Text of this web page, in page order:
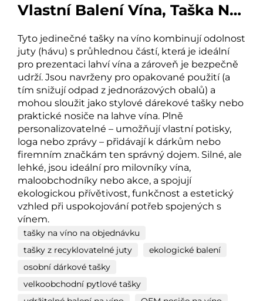
Vlastní Balení Vína, Taška Na
Rozlévání Vína
Tyto jedinečné tašky na víno kombinují odolnost
juty (hávu) s průhlednou částí, která je ideální
pro prezentaci lahví vína a zároveň je bezpečně
udrží. Jsou navrženy pro opakované použití (a
tím snižují odpad z jednorázových obalů) a
mohou sloužit jako stylové dárekové tašky nebo
praktické nosiče na lahve vína. Plně
personalizovatelné – umožňují vlastní potisky,
loga nebo zprávy – přidávají k dárkům nebo
firemním značkám ten správný dojem. Silné, ale
lehké, jsou ideální pro milovníky vína,
maloobchodníky nebo akce, a spojují
ekologickou přívětivost, funkčnost a estetický
vzhled při uspokojování potřeb spojených s
vínem.
tašky na víno na objednávku
tašky z recyklovatelné juty
ekologické balení
osobní dárkové tašky
velkoobchodní pytlové tašky